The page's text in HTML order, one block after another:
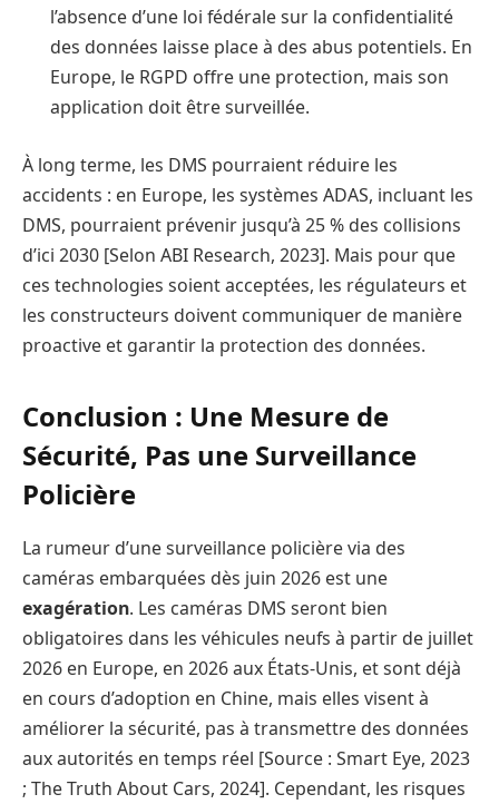
l’absence d’une loi fédérale sur la confidentialité
des données laisse place à des abus potentiels. En
Europe, le RGPD offre une protection, mais son
application doit être surveillée.
À long terme, les DMS pourraient réduire les
accidents : en Europe, les systèmes ADAS, incluant les
DMS, pourraient prévenir jusqu’à 25 % des collisions
d’ici 2030 [Selon ABI Research, 2023]. Mais pour que
ces technologies soient acceptées, les régulateurs et
les constructeurs doivent communiquer de manière
proactive et garantir la protection des données.
Conclusion : Une Mesure de
Sécurité, Pas une Surveillance
Policière
La rumeur d’une surveillance policière via des
caméras embarquées dès juin 2026 est une
exagération. Les caméras DMS seront bien
obligatoires dans les véhicules neufs à partir de juillet
2026 en Europe, en 2026 aux États-Unis, et sont déjà
en cours d’adoption en Chine, mais elles visent à
améliorer la sécurité, pas à transmettre des données
aux autorités en temps réel [Source : Smart Eye, 2023
; The Truth About Cars, 2024]. Cependant, les risques